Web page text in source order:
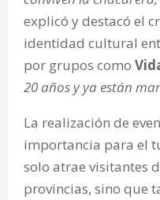
explicó y destacó el
identidad cultural
por grupos como
20 años y ya están
La realización de
importancia para el
solo atrae visitantes
provincias, sino que